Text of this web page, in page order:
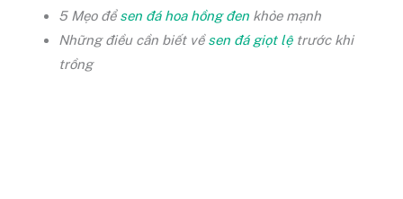
5 Mẹo đểsen đá hoa hồng đen khỏe mạnh
Những điều cần biết vềsen đá giọt lệtrước khi
trồng